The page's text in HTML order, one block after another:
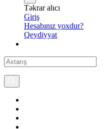
Təkrar alıcı
Giriş
Hesabınız yoxdur?
Qeydiyyat